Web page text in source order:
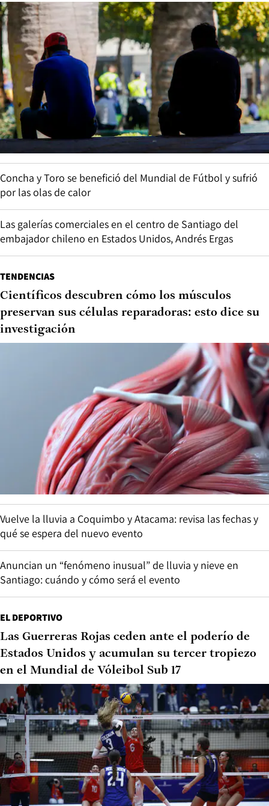
Concha y Toro se benefició del Mundial de Fútbol y sufrió
por las olas de calor
Las galerías comerciales en el centro de Santiago del
embajador chileno en Estados Unidos, Andrés Ergas
TENDENCIAS
Científicos descubren cómo los músculos
preservan sus células reparadoras: esto dice su
investigación
Vuelve la lluvia a Coquimbo y Atacama: revisa las fechas y
qué se espera del nuevo evento
Anuncian un “fenómeno inusual” de lluvia y nieve en
Santiago: cuándo y cómo será el evento
EL DEPORTIVO
Las Guerreras Rojas ceden ante el poderío de
Estados Unidos y acumulan su tercer tropiezo
en el Mundial de Vóleibol Sub 17